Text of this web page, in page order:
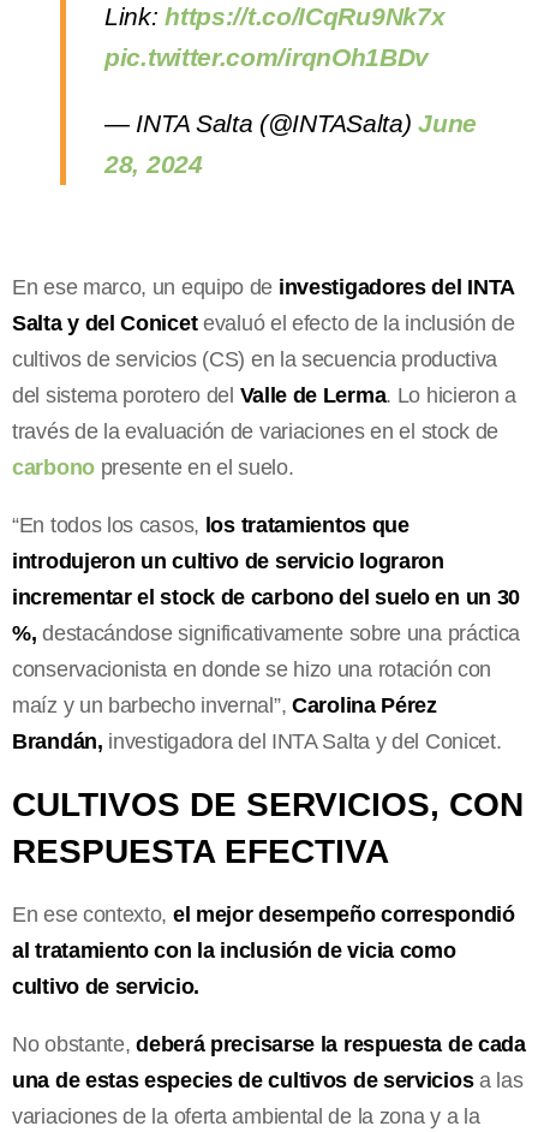
Link:https://t.co/ICqRu9Nk7x
pic.twitter.com/irqnOh1BDv
— INTA Salta (@INTASalta)June
28, 2024
En ese marco, un equipo de investigadores del INTA
Salta y del Conicetevaluó el efecto de la inclusión de
cultivos de servicios (CS) en la secuencia productiva
del sistema porotero del Valle de Lerma. Lo hicieron a
través de la evaluación de variaciones en el stock de
carbonopresente en el suelo.
“En todos los casos, los tratamientos que
introdujeron un cultivo de servicio lograron
incrementar el stock de carbono del suelo en un 30
%, destacándose significativamente sobre una práctica
conservacionista en donde se hizo una rotación con
maíz y un barbecho invernal”, Carolina Pérez
Brandán, investigadora del INTA Salta y del Conicet.
CULTIVOS DE SERVICIOS, CON
RESPUESTA EFECTIVA
En ese contexto, el mejor desempeño correspondió
al tratamiento con la inclusión de vicia como
cultivo de servicio.
No obstante,deberá precisarse la respuesta de cada
una de estas especies de cultivos de serviciosa las
variaciones de la oferta ambiental de la zona y a la